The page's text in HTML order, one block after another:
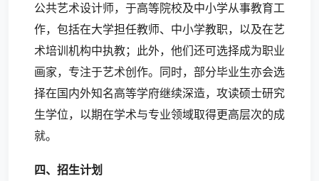
公共艺术设计师，于高等院校及中小学从事教育工
作，包括在大学担任教师、中小学教职，以及在艺
术培训机构中执教；此外，他们还可选择成为职业
画家，专注于艺术创作。同时，部分毕业生亦会选
择在国内外知名高等学府继续深造，攻读硕士研究
生学位，以期在学术与专业领域取得更高层次的成
就。
四、招生计划